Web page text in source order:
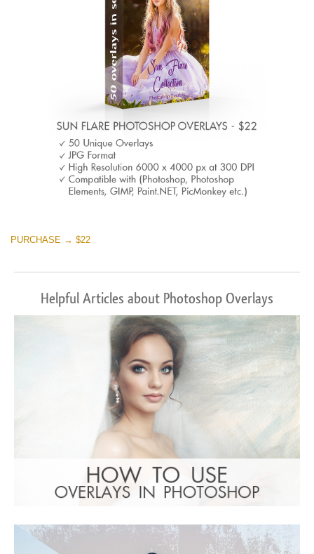
PURCHASE → $22
Helpful Articles about Photoshop Overlays